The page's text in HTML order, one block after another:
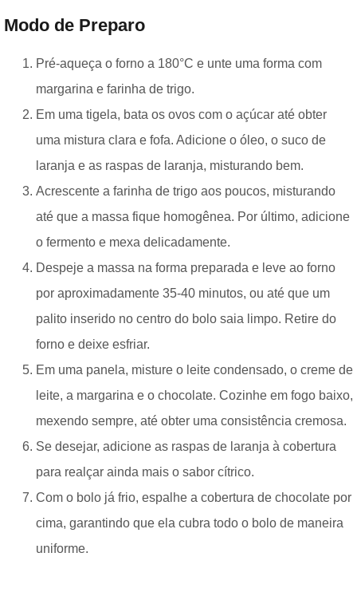
Modo de Preparo
Pré-aqueça o forno a 180°C e unte uma forma com
margarina e farinha de trigo.
Em uma tigela, bata os ovos com o açúcar até obter
uma mistura clara e fofa. Adicione o óleo, o suco de
laranja e as raspas de laranja, misturando bem.
Acrescente a farinha de trigo aos poucos, misturando
até que a massa fique homogênea. Por último, adicione
o fermento e mexa delicadamente.
Despeje a massa na forma preparada e leve ao forno
por aproximadamente 35-40 minutos, ou até que um
palito inserido no centro do bolo saia limpo. Retire do
forno e deixe esfriar.
Em uma panela, misture o leite condensado, o creme de
leite, a margarina e o chocolate. Cozinhe em fogo baixo,
mexendo sempre, até obter uma consistência cremosa.
Se desejar, adicione as raspas de laranja à cobertura
para realçar ainda mais o sabor cítrico.
Com o bolo já frio, espalhe a cobertura de chocolate por
cima, garantindo que ela cubra todo o bolo de maneira
uniforme.